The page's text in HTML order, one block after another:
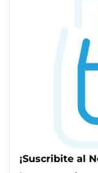
¡Suscribite al